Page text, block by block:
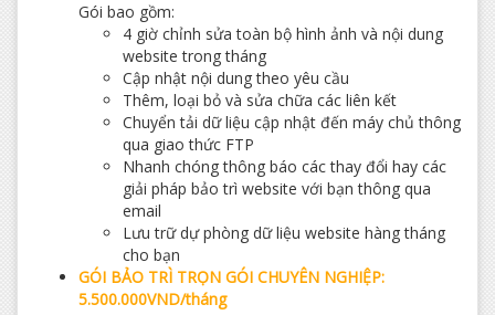
Gói bao gồm:
4 giờ chỉnh sửa toàn bộ hình ảnh và nội dung
website trong tháng
Cập nhật nội dung theo yêu cầu
Thêm, loại bỏ và sửa chữa các liên kết
Chuyển tải dữ liệu cập nhật đến máy chủ thông
qua giao thức FTP
Nhanh chóng thông báo các thay đổi hay các
giải pháp bảo trì website với bạn thông qua
email
Lưu trữ dự phòng dữ liệu website hàng tháng
cho bạn
GÓI BẢO TRÌ TRỌN GÓI CHUYÊN NGHIỆP:
5.500.000VND/tháng